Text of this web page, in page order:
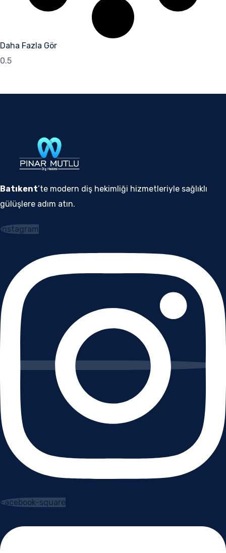
Daha Fazla Gör
Batıkent’te modern diş hekimliği hizmetleriyle sağlıklı
gülüşlere adım atın.
Instagram
Facebook-square